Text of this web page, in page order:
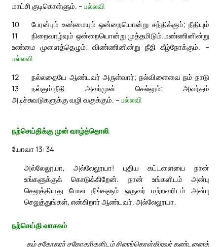
மாட்சி குடிகொள்ளும். – பல்லவி
10
பேரன்பும் உண்மையும் ஒன்றையொன்று சந்திக்கும்; நீதியும்
நிறைவாழ்வும் ஒன்றையொன்று முத்தமிடும்.
11
மண்ணினின்று
உண்மை முளைத்தெழும்; விண்ணினின்று நீதி கீழ்நோக்கும். –
பல்லவி
12
நல்லதையே ஆண்டவர் அருள்வார்; நல்விளைவை நம் நாடு
நல்கும்.
13
நீதி அவர்முன் செல்லும்; அவர்தம்
அடிச்சுவடுகளுக்கு வழி வகுக்கும். – பல்லவி
நற்செய்திக்கு முன் வாழ்த்தொலி
யோவா 13: 34
அல்லேலூயா, அல்லேலூயா! புதிய கட்டளையை நான்
உங்களுக்குக் கொடுக்கிறேன். நான் உங்களிடம் அன்பு
செலுத்தியது போல நீங்களும் ஒருவர் மற்றவரிடம் அன்பு
செலுத்துங்கள், என்கிறார் ஆண்டவர். அல்லேலூயா.
நற்செய்தி வாசகம்
தம் சகோதரர் சகோதரிகளிடம் சினங்கொள்கிறவர் தண்டனைத்